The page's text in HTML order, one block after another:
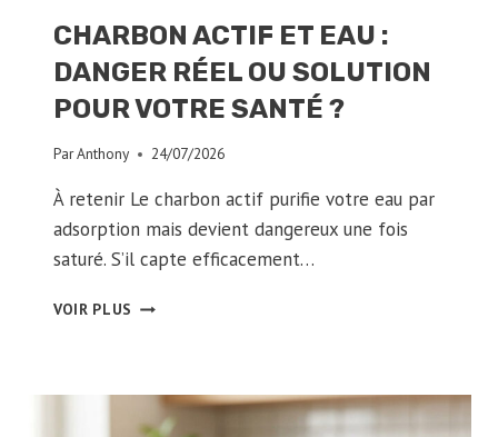
CHARBON ACTIF ET EAU :
DANGER RÉEL OU SOLUTION
POUR VOTRE SANTÉ ?
ParAnthony 24/07/2026
À retenir Le charbon actif purifie votre eau par
adsorption mais devient dangereux une fois
saturé. S’il capte efficacement…
VOIR PLUS CHARBON
:
DANGER